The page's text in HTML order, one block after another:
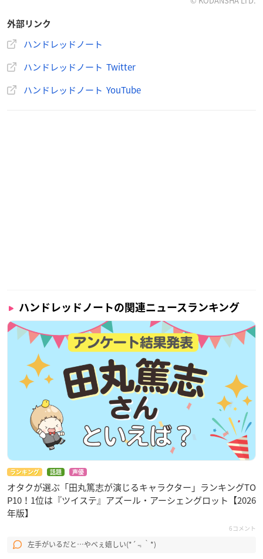
外部リンク
ハンドレッドノート
ハンドレッドノート Twitter
ハンドレッドノート YouTube
ハンドレッドノートの関連ニュースランキング
ランキング 話題 声優
オタクが選ぶ「田丸篤志が演じるキャラクター」ランキングTO
P10！1位は『ツイステ』アズール・アーシェングロット【2026
年版】
6コメント
左手がいるだと…やべぇ嬉しい(*´﹃｀*)